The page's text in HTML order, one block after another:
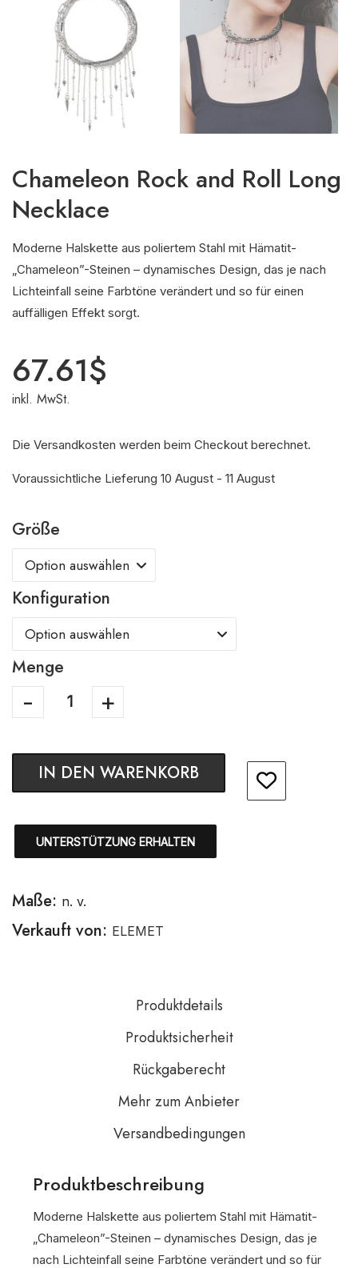
Chameleon Rock and Roll Long
Necklace
Moderne Halskette aus poliertem Stahl mit Hämatit-
„Chameleon”-Steinen – dynamisches Design, das je nach
Lichteinfall seine Farbtöne verändert und so für einen
auffälligen Effekt sorgt.
67.61$
inkl. MwSt.
Die Versandkosten werden beim Checkout berechnet.
Voraussichtliche Lieferung 10 August - 11 August
Größe
Konfiguration
Menge
IN DEN WARENKORB
UNTERSTÜTZUNG ERHALTEN
Maße: n. v.
Verkauft von: ELEMET
Produktdetails
Produktsicherheit
Rückgaberecht
Mehr zum Anbieter
Versandbedingungen
Produktbeschreibung
Moderne Halskette aus poliertem Stahl mit Hämatit-
„Chameleon”-Steinen – dynamisches Design, das je
nach Lichteinfall seine Farbtöne verändert und so für